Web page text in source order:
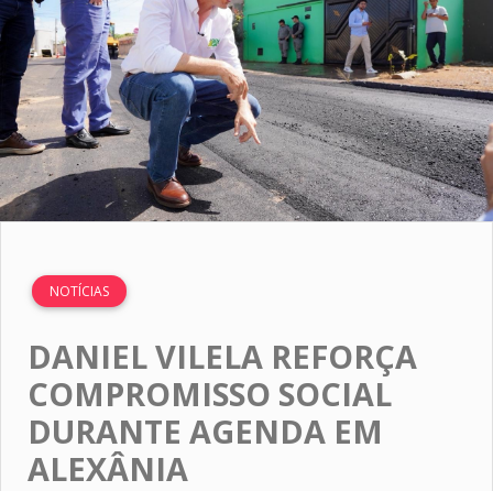
NOTÍCIAS
DANIEL VILELA REFORÇA
COMPROMISSO SOCIAL
DURANTE AGENDA EM
ALEXÂNIA